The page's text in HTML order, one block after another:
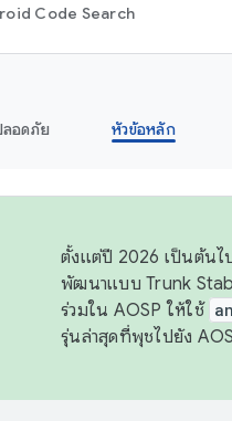
Code Search
ลอดภัย หัวข้อหลัก
ตั้งแต่ปี 2026 เป็นต้นไ
พัฒนาแบบ Trunk
ร่วมใน AOSP ให้ใช้
รุ่นล่าสุดที่พุชไปยัง